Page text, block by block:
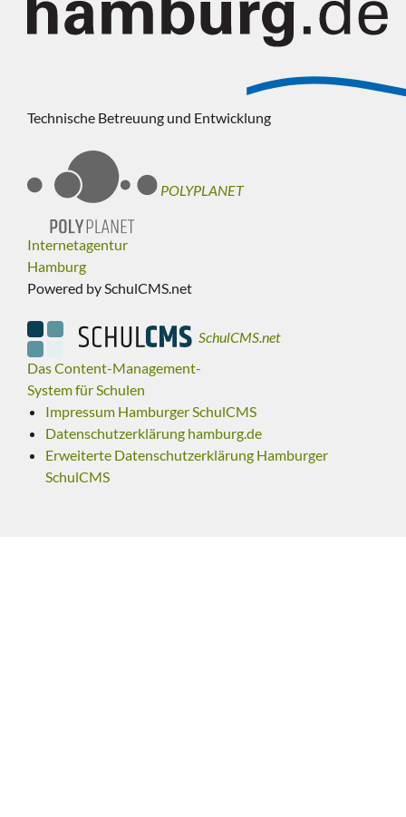
Technische Betreuung und Entwicklung
POLYPLANET
Internetagentur
Hamburg
Powered by SchulCMS.net
SchulCMS.net
Das Content-Management-
System für Schulen
Impressum Hamburger SchulCMS
Datenschutzerklärung hamburg.de
Erweiterte Datenschutzerklärung Hamburger
SchulCMS